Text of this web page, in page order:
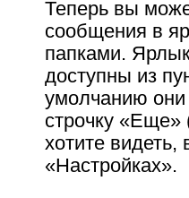
Теперь вы
сообщения в
папками.
доступны из
умолчанию
строчку «Еще»
хотите видеть,
«Настройках».